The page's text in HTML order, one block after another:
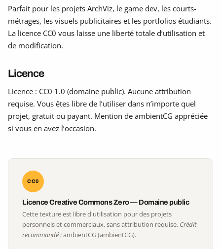
Parfait pour les projets ArchViz, le game dev, les courts-
métrages, les visuels publicitaires et les portfolios étudiants.
La licence CC0 vous laisse une liberté totale d’utilisation et
de modification.
Licence
Licence : CC0 1.0 (domaine public). Aucune attribution
requise. Vous êtes libre de l’utiliser dans n’importe quel
projet, gratuit ou payant. Mention de ambientCG appréciée
si vous en avez l’occasion.
CC0
Licence Creative Commons Zero — Domaine public
Cette texture est libre d'utilisation pour des projets
personnels et commerciaux, sans attribution requise. Crédit
recommandé :ambientCG (ambientCG).